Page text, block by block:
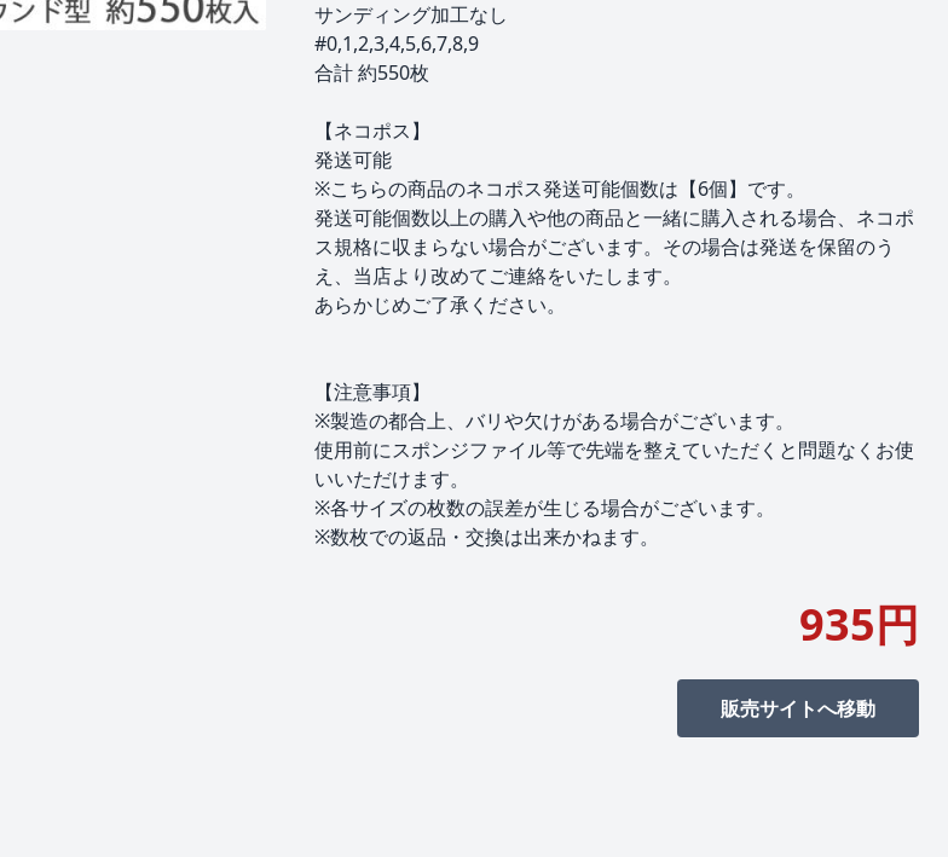
サンディング加工なし
#0,1,2,3,4,5,6,7,8,9
合計 約550枚
【ネコポス】
発送可能
※こちらの商品のネコポス発送可能個数は【6個】です。
発送可能個数以上の購入や他の商品と一緒に購入される場合、ネコポ
ス規格に収まらない場合がございます。その場合は発送を保留のう
え、当店より改めてご連絡をいたします。
あらかじめご了承ください。
【注意事項】
※製造の都合上、バリや欠けがある場合がございます。
使用前にスポンジファイル等で先端を整えていただくと問題なくお使
いいただけます。
※各サイズの枚数の誤差が生じる場合がございます。
※数枚での返品・交換は出来かねます。
935円
販売サイトへ移動